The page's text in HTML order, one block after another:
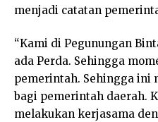
menjadi catatan
“Kami di Pegunungan
ada Perda. Sehingga
pemerintah. Sehingga ini
bagi pemerintah daerah.
melakukan kerjasama